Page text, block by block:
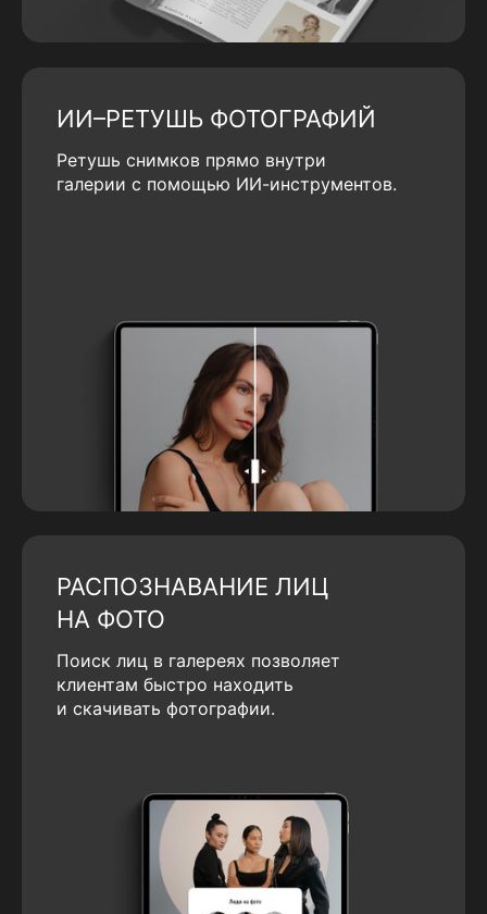
ИИ–РЕТУШЬ ФОТОГРАФИЙ
Ретушь снимков прямо внутри
галерии с помощью ИИ-инструментов.
РАСПОЗНАВАНИЕ ЛИЦ
НА ФОТО
Поиск лиц в галереях позволяет
клиентам быстро находить
и скачивать фотографии.